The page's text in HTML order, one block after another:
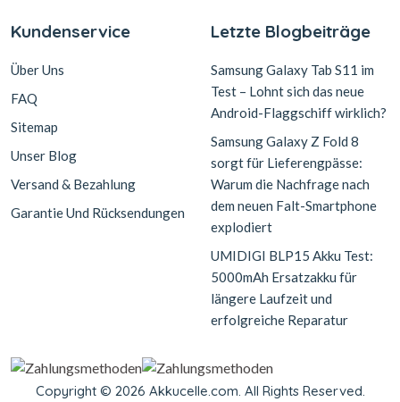
Kundenservice
Über Uns
FAQ
Sitemap
Unser Blog
Versand & Bezahlung
Garantie Und Rücksendungen
Letzte Blogbeiträge
Samsung Galaxy Tab S11 im
Test – Lohnt sich das neue
Android-Flaggschiff wirklich?
Samsung Galaxy Z Fold 8
sorgt für Lieferengpässe:
Warum die Nachfrage nach
dem neuen Falt-Smartphone
explodiert
UMIDIGI BLP15 Akku Test:
5000mAh Ersatzakku für
längere Laufzeit und
erfolgreiche Reparatur
Copyright © 2026 Akkucelle.com. All Rights Reserved.